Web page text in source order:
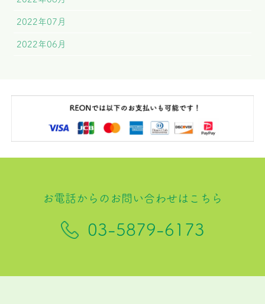
2022年07月
2022年06月
お電話からのお問い合わせはこちら
03-5879-6173